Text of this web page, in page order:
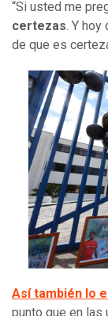
“Si usted me
certezas. Y hoy
de que es
Así también lo
punto que en las